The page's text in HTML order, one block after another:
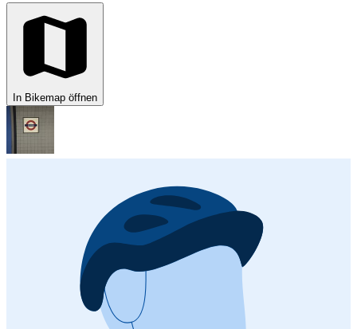
In Bikemap öffnen